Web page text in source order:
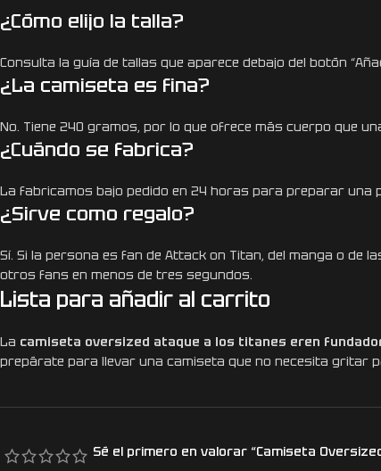
¿Cómo elijo la talla?
Consulta la guía de tallas que aparece debajo del botón
¿La camiseta es fina?
No. Tiene 240 gramos, por lo que ofrece más cuerpo que
¿Cuándo se fabrica?
La fabricamos bajo pedido en 24 horas para preparar una
¿Sirve como regalo?
Sí. Si la persona es fan de Attack on Titan, del manga o
otros fans en menos de tres segundos.
Lista para añadir al carrito
La camiseta oversized ataque a los titanes eren
prepárate para llevar una camiseta que no necesita gritar
Sé el primero en valorar “Camiseta